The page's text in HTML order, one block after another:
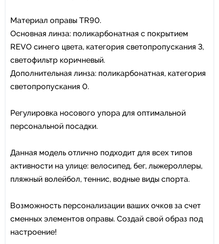
Материал оправы TR90.
Основная линза: поликарбонатная с покрытием
REVO синего цвета, категория светопропускания 3,
светофильтр коричневый.
Дополнительная линза: поликарбонатная, категория
светопропускания 0.
Регулировка носового упора для оптимальной
персональной посадки.
Данная модель отлично подходит для всех типов
активности на улице: велосипед, бег, лыжероллеры,
пляжный волейбол, теннис, водные виды спорта.
Возможность персонализации ваших очков за счет
сменных элементов оправы. Создай свой образ под
настроение!